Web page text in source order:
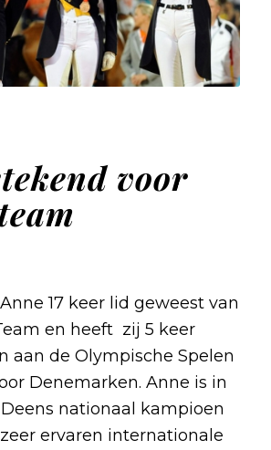
voor
17 keer lid geweest van
en heeft zij 5 keer
aan de Olympische Spelen
Denemarken. Anne is in
nationaal kampioen
ervaren internationale